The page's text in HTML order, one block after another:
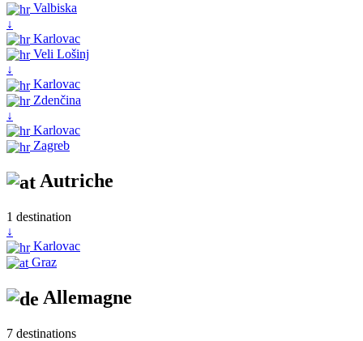
Valbiska
↓
Karlovac
Veli Lošinj
↓
Karlovac
Zdenčina
↓
Karlovac
Zagreb
Autriche
1 destination
↓
Karlovac
Graz
Allemagne
7 destinations